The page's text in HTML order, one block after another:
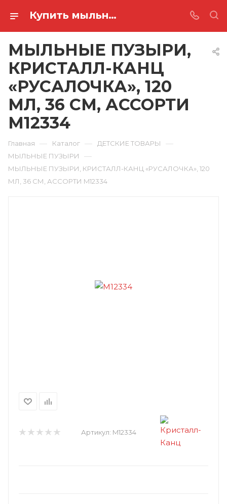
Купить мыльные пузыри, кристалл-канц «русалочка», 120 мл, 36 см, ассорти M12334 в Ростове-на-Дону
МЫЛЬНЫЕ ПУЗЫРИ,
КРИСТАЛЛ-КАНЦ
«РУСАЛОЧКА», 120
МЛ, 36 СМ, АССОРТИ
M12334
Главная — Каталог — ДЕТСКИЕ ТОВАРЫ —
МЫЛЬНЫЕ ПУЗЫРИ —
МЫЛЬНЫЕ ПУЗЫРИ, КРИСТАЛЛ-КАНЦ «РУСАЛОЧКА», 120
МЛ, 36 СМ, АССОРТИ M12334
Артикул: M12334